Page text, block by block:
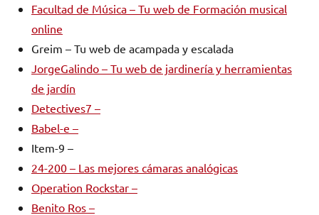
Facultad de Música – Tu web de Formación musical
online
Greim – Tu web de acampada y escalada
JorgeGalindo – Tu web de jardinería y herramientas
de jardín
Detectives7 –
Babel-e –
Item-9 –
24-200 – Las mejores cámaras analógicas
Operation Rockstar –
Benito Ros –